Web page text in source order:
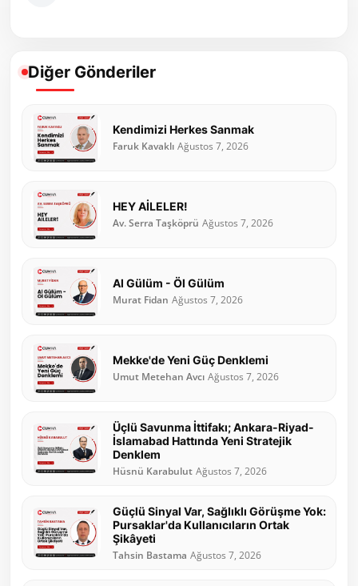
Diğer Gönderiler
Kendimizi Herkes Sanmak
Faruk Kavaklı Ağustos 7, 2026
HEY AİLELER!
Av. Serra Taşköprü Ağustos 7, 2026
Al Gülüm - Öl Gülüm
Murat Fidan Ağustos 7, 2026
Mekke'de Yeni Güç Denklemi
Umut Metehan Avcı Ağustos 7, 2026
Üçlü Savunma İttifakı; Ankara-Riyad-
İslamabad Hattında Yeni Stratejik
Denklem
Hüsnü Karabulut Ağustos 7, 2026
Güçlü Sinyal Var, Sağlıklı Görüşme Yok:
Pursaklar'da Kullanıcıların Ortak
Şikâyeti
Tahsin Bastama Ağustos 7, 2026